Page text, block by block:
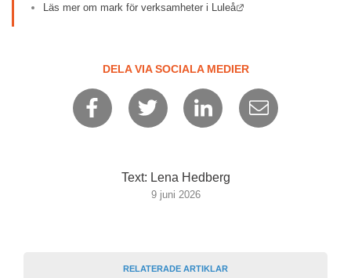
Läs mer om mark för verksamheter i Luleå
Länk till annan
DELA VIA SOCIALA MEDIER
Text: Lena Hedberg
9 juni 2026
RELATERADE ARTIKLAR